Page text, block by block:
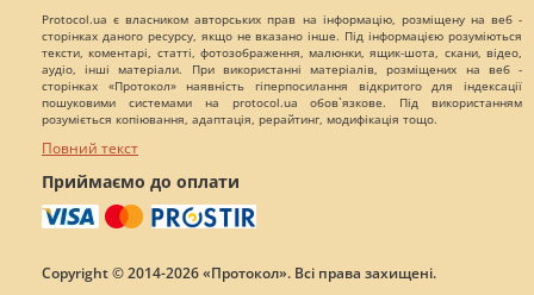
Protocol.ua є власником авторських прав на інформацію, розміщену на веб -
сторінках даного ресурсу, якщо не вказано інше. Під інформацією розуміються
тексти, коментарі, статті, фотозображення, малюнки, ящик-шота, скани, відео,
аудіо, інші матеріали. При використанні матеріалів, розміщених на веб -
сторінках «Протокол» наявність гіперпосилання відкритого для індексації
пошуковими системами на protocol.ua обов`язкове. Під використанням
розуміється копіювання, адаптація, рерайтинг, модифікація тощо.
Повний текст
Приймаємо до оплати
Copyright © 2014-2026 «Протокол». Всі права захищені.